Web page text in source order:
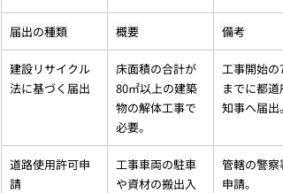
届出の種類 概要 備考
建設リサイクル
法に基づく届出
床面積の合計が
80㎡以上の建築
物の解体工事で
必要。
工事開始の7
までに都道
知事へ届出。
道路使用許可申
請
工事車両の駐車
や資材の搬出入
管轄の警察
申請。